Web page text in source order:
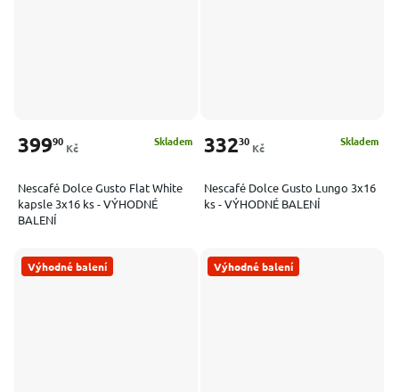
Nescafé Dolce Gusto Flat White
kapsle 3x16 ks - VÝHODNÉ
BALENÍ
Skladem
39990
Kč
Nescafé Dolce Gusto Lungo 3x16
ks - VÝHODNÉ BALENÍ
Skladem
33230
Kč
Výhodné balení Výhodné balení